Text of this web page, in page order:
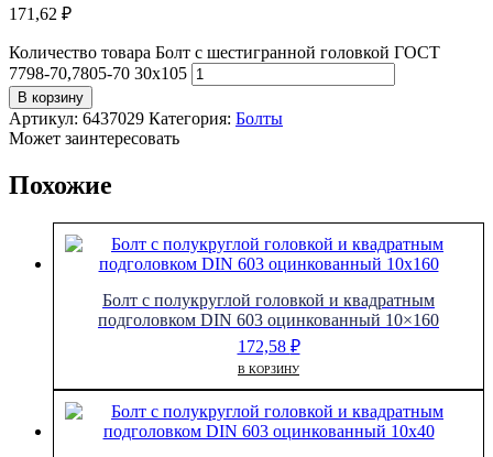
171,62 ₽
Количество товара Болт с шестигранной головкой ГОСТ
7798-70,7805-70 30x105
В корзину
Артикул: 6437029 Категория: Болты
Может заинтересовать
Похожие
Болт с полукруглой головкой и квадратным
подголовком DIN 603 оцинкованный 10×160
172,58 ₽
В КОРЗИНУ